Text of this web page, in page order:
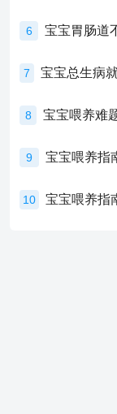
6
7
8
9 宝宝喂养指
10 宝宝喂养指